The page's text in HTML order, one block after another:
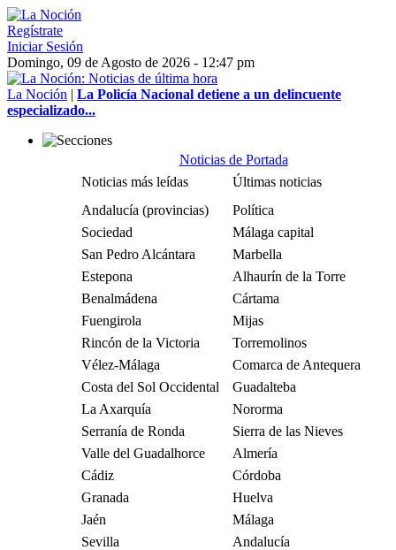
Regístrate
Iniciar Sesión
Domingo, 09 de Agosto de 2026 - 12:47 pm
La Noción | La Policía Nacional detiene a un delincuente
especializado...
Noticias de Portada
Noticias más leídas
Últimas noticias
Andalucía (provincias)
Política
Sociedad
Málaga capital
San Pedro Alcántara
Marbella
Estepona
Alhaurín de la Torre
Benalmádena
Cártama
Fuengirola
Mijas
Rincón de la Victoria
Torremolinos
Vélez-Málaga
Comarca de Antequera
Costa del Sol Occidental
Guadalteba
La Axarquía
Nororma
Serranía de Ronda
Sierra de las Nieves
Valle del Guadalhorce
Almería
Cádiz
Córdoba
Granada
Huelva
Jaén
Málaga
Sevilla
Andalucía